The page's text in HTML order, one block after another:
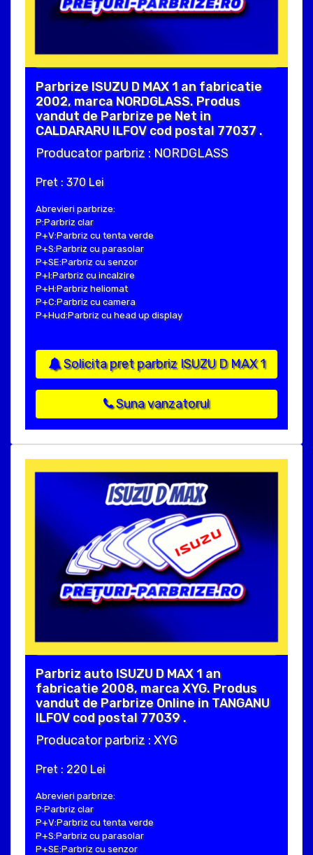
Parbrize ISUZU D MAX 1 an fabricatie
2002, marca NORDGLASS. Produs
vandut de Parbrize pe Net in
CALDARARU ILFOV cod postal 77037 .
Producator parbriz : NORDGLASS
Pret : 370 Lei
Abrevieri parbrize:
P:Parbriz clar
P+V:Parbriz cu tenta verde
P+S:Parbriz cu parasolar
P+SE:Parbriz cu senzor
P+I:Parbriz cu incalzire
P+H:Parbriz heliomat
P+C:Parbriz cu camera
P+Hud:Parbriz cu head up display
Solicita pret parbriz ISUZU D MAX 1
Suna vanzatorul
Parbriz auto ISUZU D MAX 1 an
fabricatie 2008, marca XYG. Produs
vandut de Parbrize Online in TANGANU
ILFOV cod postal 77039 .
Producator parbriz : XYG
Pret : 220 Lei
Abrevieri parbrize:
P:Parbriz clar
P+V:Parbriz cu tenta verde
P+S:Parbriz cu parasolar
P+SE:Parbriz cu senzor